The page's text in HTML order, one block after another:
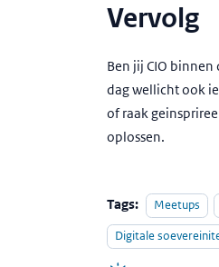
Vervolg
Ben jij CIO
dag wellicht ook
of raak
oplossen.
Tags: Meetups
Digitale